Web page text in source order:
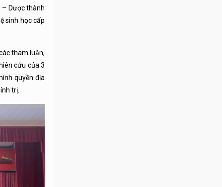
Dược thành
sinh học cấp
tham luận,
cứu của 3
quyền địa
trị.